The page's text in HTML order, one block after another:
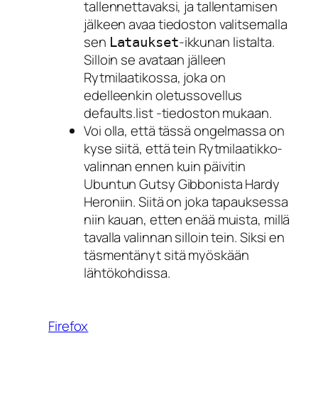
tallennettavaksi, ja tallentamisen
jälkeen avaa tiedoston valitsemalla
sen Lataukset-ikkunan listalta.
Silloin se avataan jälleen
Rytmilaatikossa, joka on
edelleenkin oletussovellus
defaults.list -tiedoston mukaan.
Voi olla, että tässä ongelmassa on
kyse siitä, että tein Rytmilaatikko-
valinnan ennen kuin päivitin
Ubuntun Gutsy Gibbonista Hardy
Heroniin. Siitä on joka tapauksessa
niin kauan, etten enää muista, millä
tavalla valinnan silloin tein. Siksi en
täsmentänyt sitä myöskään
lähtökohdissa.
Firefox